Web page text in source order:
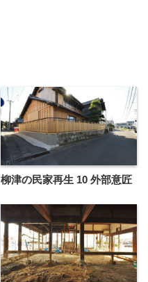
柳津の民家再生 10 外部意匠